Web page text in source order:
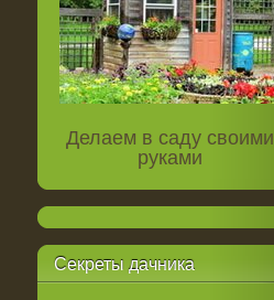
Делаем в саду своими
руками
Секреты дачника